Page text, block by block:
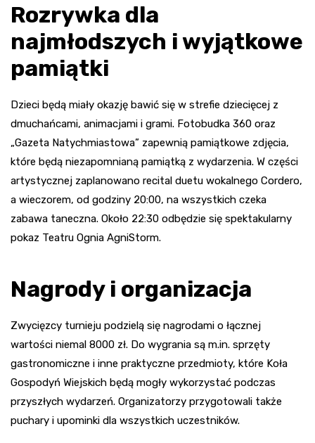
Rozrywka dla
najmłodszych i wyjątkowe
pamiątki
Dzieci będą miały okazję bawić się w strefie dziecięcej z
dmuchańcami, animacjami i grami. Fotobudka 360 oraz
„Gazeta Natychmiastowa” zapewnią pamiątkowe zdjęcia,
które będą niezapomnianą pamiątką z wydarzenia. W części
artystycznej zaplanowano recital duetu wokalnego Cordero,
a wieczorem, od godziny 20:00, na wszystkich czeka
zabawa taneczna. Około 22:30 odbędzie się spektakularny
pokaz Teatru Ognia AgniStorm.
Nagrody i organizacja
Zwycięzcy turnieju podzielą się nagrodami o łącznej
wartości niemal 8000 zł. Do wygrania są m.in. sprzęty
gastronomiczne i inne praktyczne przedmioty, które Koła
Gospodyń Wiejskich będą mogły wykorzystać podczas
przyszłych wydarzeń. Organizatorzy przygotowali także
puchary i upominki dla wszystkich uczestników.